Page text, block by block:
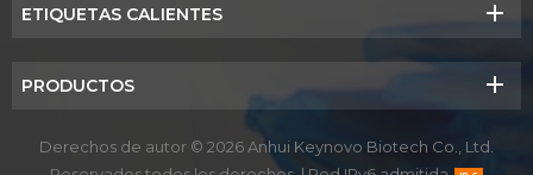
ETIQUETAS CALIENTES
PRODUCTOS
Derechos de autor © 2026 Anhui Keynovo Biotech Co., Ltd.